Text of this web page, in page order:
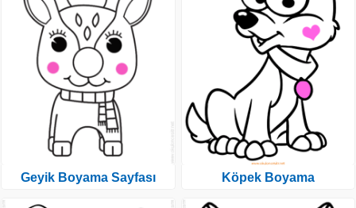
Geyik Boyama Sayfası Köpek Boyama